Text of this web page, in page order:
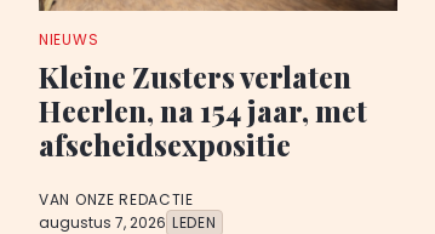
NIEUWS
Kleine Zusters verlaten
Heerlen, na 154 jaar, met
afscheidsexpositie
VAN ONZE REDACTIE
augustus 7, 2026 LEDEN